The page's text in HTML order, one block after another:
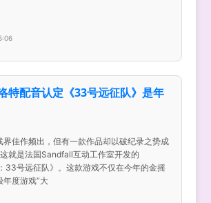
特配音认定《33号远征队》是年
佳作频出，但有一款作品却以破纪录之势成
就是法国Sandfall互动工作室开发的
33号远征队》。这款游戏不仅在今年的金摇
年度游戏”大